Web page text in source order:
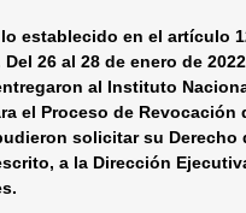
establecido en el artículo
26 al 28 de enero de
al Instituto
el Proceso de Revocación
solicitar su Derecho
a la Dirección